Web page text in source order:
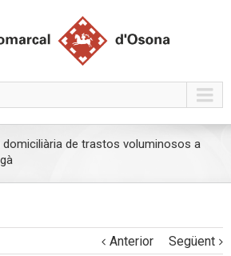
domiciliària de trastos voluminosos a
Anterior Següent